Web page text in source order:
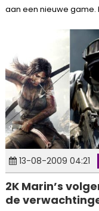
aan een nieuwe game.
13-08-2009 04:21
2K Marin’s
de